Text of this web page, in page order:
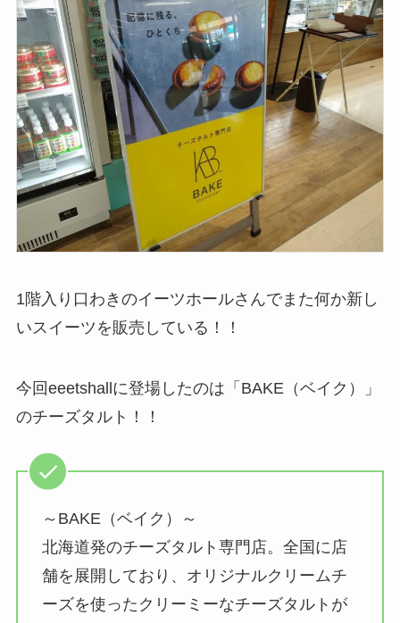
1階入り口わきのイーツホールさんでまた何か新し
いスイーツを販売している！！
今回eeetshallに登場したのは「BAKE（ベイク）」
のチーズタルト！！
～BAKE（ベイク）～
北海道発のチーズタルト専門店。全国に店
舗を展開しており、オリジナルクリームチ
ーズを使ったクリーミーなチーズタルトが